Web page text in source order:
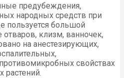
предубеждения,
народных средств при
пользуется большой
клизм, ванночек,
на анестезирующих,
свойствах
растений.